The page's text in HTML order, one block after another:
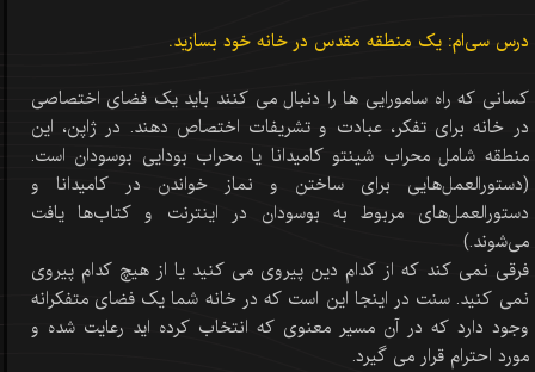
درس سی‌ام: یک منطقه مقدس در خانه خود بسازید.
کسانی که راه سامورایی ها را دنبال می کنند باید یک فضای اختصاصی
در خانه برای تفکر، عبادت و تشریفات اختصاص دهند. در ژاپن، این
منطقه شامل محراب شینتو کامیدانا یا محراب بودایی بوسودان است.
(دستورالعمل‌هایی برای ساختن و نماز خواندن در کامیدانا و
دستورالعمل‌های مربوط به بوسودان در اینترنت و کتاب‌ها یافت
می‌شوند.)
فرقی نمی کند که از کدام دین پیروی می کنید یا از هیچ کدام پیروی
نمی کنید. سنت در اینجا این است که در خانه شما یک فضای متفکرانه
وجود دارد که در آن مسیر معنوی که انتخاب کرده اید رعایت شده و
مورد احترام قرار می گیرد.